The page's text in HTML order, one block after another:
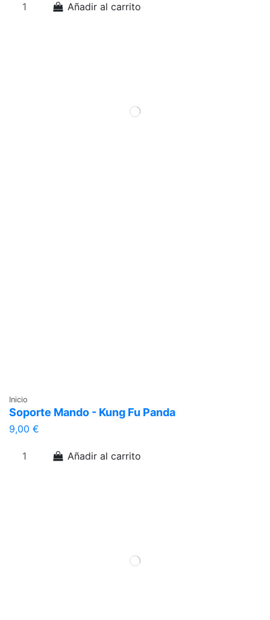
Añadir al carrito
Inicio
Soporte Mando - Kung Fu Panda
9,00 €
Añadir al carrito